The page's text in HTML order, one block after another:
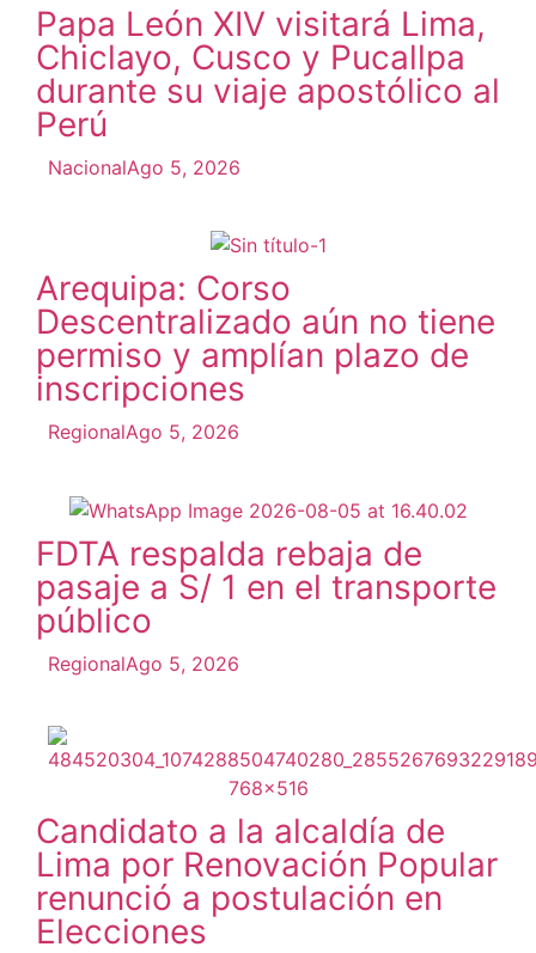
Papa León XIV visitará Lima,
Chiclayo, Cusco y Pucallpa
durante su viaje apostólico al
Perú
NacionalAgo 5, 2026
Arequipa: Corso
Descentralizado aún no tiene
permiso y amplían plazo de
inscripciones
RegionalAgo 5, 2026
FDTA respalda rebaja de
pasaje a S/ 1 en el transporte
público
RegionalAgo 5, 2026
Candidato a la alcaldía de
Lima por Renovación Popular
renunció a postulación en
Elecciones